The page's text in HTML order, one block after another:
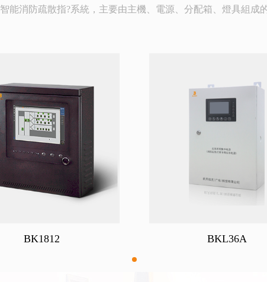
智能消防疏散指?系統，主要由主機、電源、分配箱、燈具組成
BK1812 BKL36A